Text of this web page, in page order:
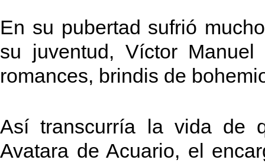
En su pubertad sufrió
su juventud, Víctor
romances, brindis de
Así transcurría la vida de
Avatara de Acuario, el